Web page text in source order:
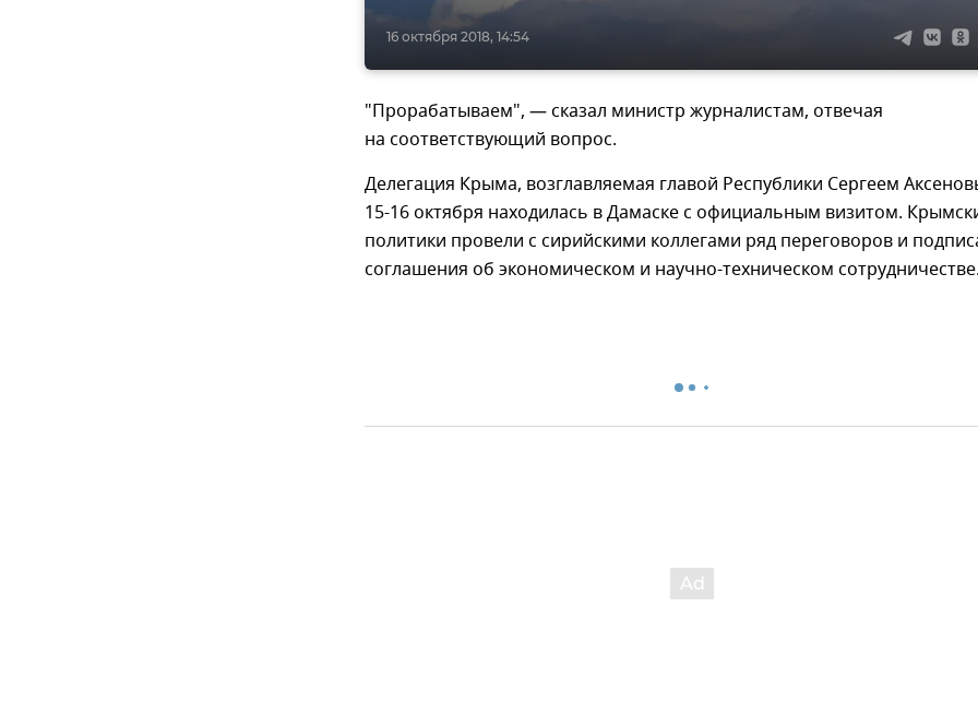
16 октября 2018, 14:54
"Прорабатываем", — сказал министр журналистам, отвечая
на соответствующий вопрос.
Делегация Крыма, возглавляемая главой Республики Сергеем
15-16 октября находилась в Дамаске с официальным визитом.
политики провели с сирийскими коллегами ряд переговоров и
соглашения об экономическом и научно-техническом сотрудничестве.